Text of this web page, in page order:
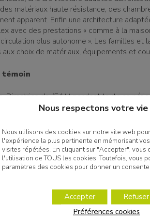
matériaux haute résistance, des
apparent. Enfin une architecture
avec des prestations « comme à la
plus autonome ». Les familles et
choix de matériaux, équipements et
témoin
Directrice de l’EAM pendant toute sa
choisit de partir en retraite bien méritée
manqué de la remercier. Elle passe le
qui avait déjà assuré un remplacement
Montanay
Nous respectons votre vie
Nous utilisons des cookies sur notre site web
l'expérience la plus pertinente en mémorisant
visites répétées. En cliquant sur "Accepter", vous
l'utilisation de TOUS les cookies. Toutefois, vous
paramètres des cookies pour donner un
Accepter
Refuser
Préférences cookies